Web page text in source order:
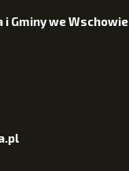
Gminy we Wschowie